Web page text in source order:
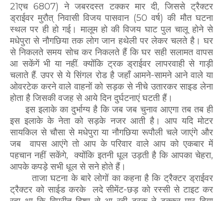
21एच 6807) ने जबरदस्त टक्कर मार दी, जिससे ट्रैक्टर
ड्राईवर मुरौत् निवासी विजय पासवान (50 वर्ष) की मौत घटना
स्थल पर ही हो गई। मालूम हो की विजय घाट पुल चालू होने से
मधेपुरा से नौगछिया तक लोग जान हथेली पर लेकर चलते है। घर
से निकलते समय सोच कर निकलते हैं कि घर सही सलामत वापस
आ सकेंगें भी या नहीं. क्योंकि ट्रक ड्राईवर लापरवाही से गाड़ी
चलाते हैं. उपर से ये सिंगल रोड है जहाँ आमने-सामने आने वाले या
ओवरटेक करने वाले वाहनों को सड़क से नीचे उतारकर साइड लेना
होता है जिसकी वजह से आये दिन दुर्घटनाएं घटती हैं।
इस इलाके का दुर्भाग्य है कि जब जब चुनाव आएगा तब तब ही
इस इलाके के नेता को सड़के नजर आती है। आप यदि मोटर
सायकिल से चौसा से मधेपुरा या नौगछिया रूपौली चले जाएंगे और
जब वापस आएंगे तो आप के परिवार वाले आप को एकबार में
पहचान नहीं सकेंगे, क्योंकि इतनी धूल उड़ती है कि आपका चेहरा,
आपके कपड़े सभी धूल से सने होते हैं।
ताजा घटना के बारे लोगों का कहना है कि ट्रैक्टर ड्राईवर
ट्रैक्टर को साईड करके लदे सीमेंट-छड़ को रस्सी से टाइट कर